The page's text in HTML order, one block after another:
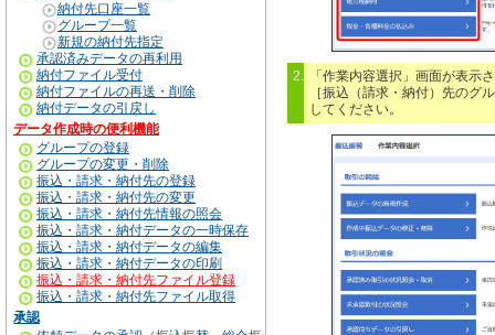
納付先口座一覧
グループ一覧
新規の納付先指定
承認済みデータの再利用
納付ファイル受付
納付ファイルの再送・削除
納付データの引戻し
データ作成時の便利機能
グループの登録
グループの変更・削除
振込・請求・納付先の登録
振込・請求・納付先の変更
振込・請求・納付先情報の照会
振込・請求・納付データの一時保存
振込・請求・納付データの編集
振込・請求・納付データの印刷
振込・請求・納付先ファイル登録
振込・請求・納付先ファイル取得
承認
2.
「作業内容選択」画面が表示
［振込（請求・納付）先のグ
してください。